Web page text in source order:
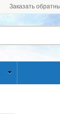
Заказать